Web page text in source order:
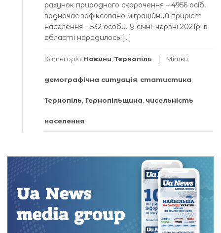
рахунок природного скорочення – 4956 осіб,
водночас зафіксовано міграційний приріст
населення – 532 особи. У січні–червні 2021р. в
області народилось […]
Категорія: Новини Тернопіль Мітки:
демографічна ситуація статистика
Тернопіль Тернопільщина чисельність
населення